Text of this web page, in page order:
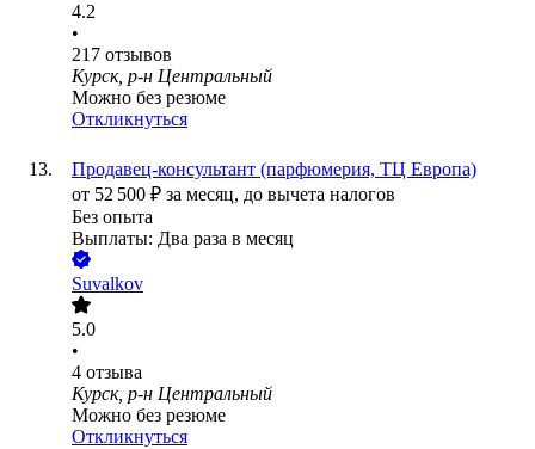
4.2
•
217 отзывов
Курск, р-н Центральный
Можно без резюме
Откликнуться
Продавец-консультант (парфюмерия, ТЦ Европа)
от 52 500 ₽ за месяц, до вычета налогов
Без опыта
Выплаты: Два раза в месяц
Suvalkov
5.0
•
4 отзыва
Курск, р-н Центральный
Можно без резюме
Откликнуться